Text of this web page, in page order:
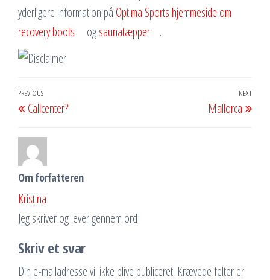
yderligere information på Optima Sports hjemmeside om
recovery boots
ogsaunatæpper .
Indlægsnavigation
Previous
Post
PREVIOUS
Callcenter?
Next
Post
NEXT
Mallorca
Om forfatteren
Kristina
Jeg skriver og lever gennem ord
Skriv et svar
Din e-mailadresse vil ikke blive publiceret. Krævede felter er